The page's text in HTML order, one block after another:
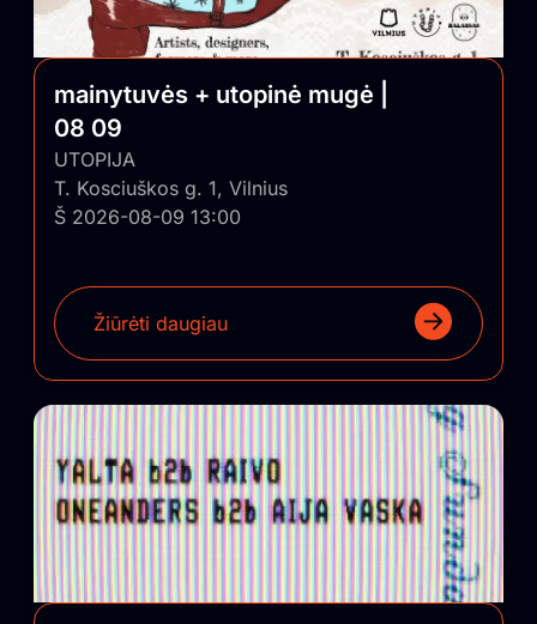
mainytuvės + utopinė mugė |
08 09
UTOPIJA
T. Kosciuškos g. 1, Vilnius
Š 2026-08-09 13:00
Žiūrėti daugiau